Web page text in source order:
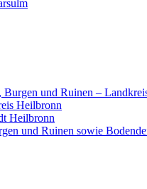
Burgen und Ruinen –
Heilbronn
Heilbronn
und Ruinen sowie